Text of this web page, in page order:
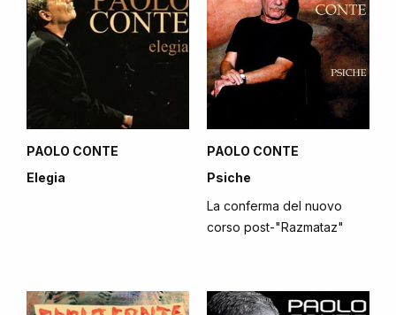
PAOLO CONTE
Elegia
PAOLO CONTE
Psiche
La conferma del nuovo
corso post-"Razmataz"